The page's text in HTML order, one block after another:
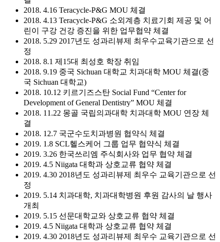
2018. 4.16 Teracycle-P&G MOU 체결
2018. 4.13 Teracycle-P&G 소외계층 치료기회 제공 및 어
린이 구강 건강 증진을 위한 업무협약 체결
2018. 5.29 2017년도 성과리뷰제 최우수교육기관으로 선
정
2018. 8.1 제15대 최성호 학장 취임
2018. 9.19 중국 Sichuan 대학교 치과대학 MOU 체결(중
국 Sichuan 대학교)
2018. 10.12 키르기즈스탄 Social Fund “Center for
Development of General Dentistry” MOU 체결
2018. 11.22 몽골 국립의과대학 치과대학 MOU 연장 체
결
2018. 12.7 국군수도치과병원 협약식 체결
2019. 1.8 SCL헬스케어 그룹 업무 협약식 체결
2019. 3.26 한국쓰리엠 주식회사와 업무 협약 체결
2019. 4.5 Niigata 대학과 상호교류 협약 체결
2019. 4.30 2018년도 성과리뷰제 최우수 교육기관으로 선
정
2019. 5.14 치과대학, 치과대학병원 후원 감사의 날 행사
개최
2019. 5.15 선문대학교와 상호교류 협약 체결
2019. 4.5 Niigata 대학과 상호교류 협약 체결
2019. 4.30 2018년도 성과리뷰제 최우수 교육기관으로 선